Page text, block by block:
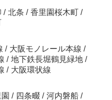
/ 北条 / 香里園桜木町 /
/ 大阪モノレール本線 /
/ 地下鉄長堀鶴見緑地 /
/ 大阪環状線
/ 四条畷 / 河内磐船 /